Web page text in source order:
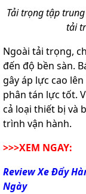
Tải trọng tập
tải
Ngoài tải trọng,
đến độ bền sàn.
gây áp lực cao
phân tán lực tốt.
cả loại thiết bị và
trình vận hành.
>>>XEM NGAY:
Review Xe Đẩy
Ngày